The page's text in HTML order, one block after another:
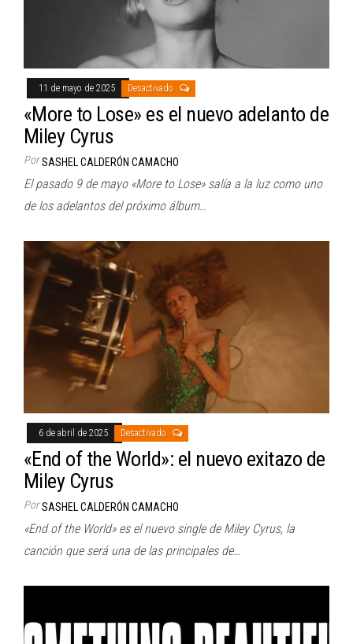
11 de mayo de 2025 Desactivado
«More to Lose» es el nuevo adelanto de
Miley Cyrus
Por SASHEL CALDERÓN CAMACHO
El pasado 9 de mayo «More to Lose» salía a la luz como uno
de los adelantos del próximo álbum…
6 de abril de 2025 Desactivado
«End of the World»: el nuevo exitazo de
Miley Cyrus
Por SASHEL CALDERÓN CAMACHO
«End of the World» es el nuevo single de Miley Cyrus, la
canción que será una de las principales de…